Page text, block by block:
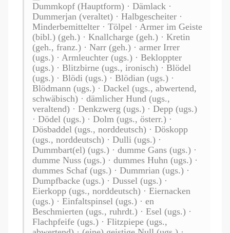
Dummkopf (Hauptform) · Dämlack ·
Dummerjan (veraltet) · Halbgescheiter ·
Minderbemittelter · Tölpel · Armer im Geiste
(bibl.) (geh.) · Knallcharge (geh.) · Kretin
(geh., franz.) · Narr (geh.) · armer Irrer
(ugs.) · Armleuchter (ugs.) · Bekloppter
(ugs.) · Blitzbirne (ugs., ironisch) · Blödel
(ugs.) · Blödi (ugs.) · Blödian (ugs.) ·
Blödmann (ugs.) · Dackel (ugs., abwertend,
schwäbisch) · dämlicher Hund (ugs.,
veraltend) · Denkzwerg (ugs.) · Depp (ugs.)
· Dödel (ugs.) · Dolm (ugs., österr.) ·
Dösbaddel (ugs., norddeutsch) · Döskopp
(ugs., norddeutsch) · Dulli (ugs.) ·
Dummbart(el) (ugs.) · dumme Gans (ugs.) ·
dumme Nuss (ugs.) · dummes Huhn (ugs.) ·
dummes Schaf (ugs.) · Dummrian (ugs.) ·
Dumpfbacke (ugs.) · Dussel (ugs.) ·
Eierkopp (ugs., norddeutsch) · Eiernacken
(ugs.) · Einfaltspinsel (ugs.) · en
Beschmierten (ugs., ruhrdt.) · Esel (ugs.) ·
Flachpfeife (ugs.) · Flitzpiepe (ugs.,